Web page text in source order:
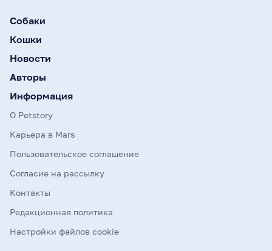
Собаки
Кошки
Новости
Авторы
Информация
О Petstory
Карьера в Mars
Пользовательское соглашение
Согласие на рассылку
Контакты
Редакционная политика
Настройки файлов cookie